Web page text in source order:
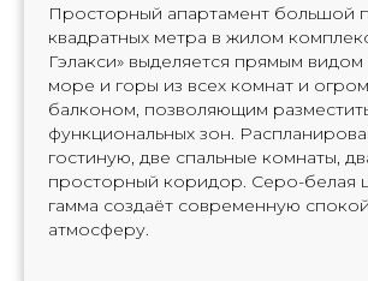
Просторный апартамент большой
квадратных метра в жилом
Гэлакси» выделяется прямым
море и горы из всех комнат и
балконом, позволяющим
функциональных зон.
гостиную, две спальные комнаты,
просторный коридор. Серо-белая
гамма создаёт современную
атмосферу.